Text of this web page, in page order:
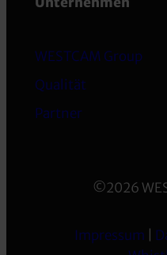
WESTCAM Group
Qualität
Partner
©2026
Impressum